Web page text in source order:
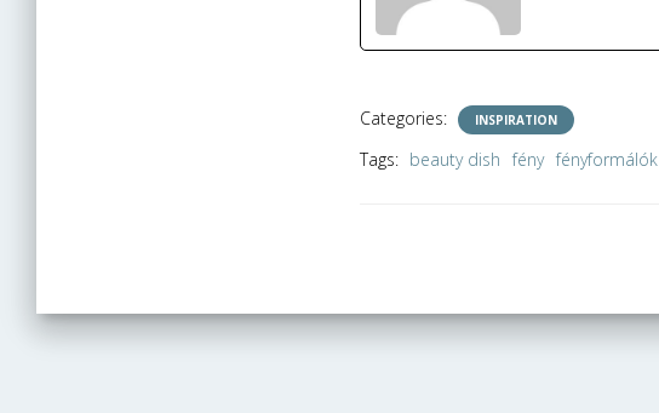
Categories: INSPIRATION
Tags: beauty dish fény fényformálók